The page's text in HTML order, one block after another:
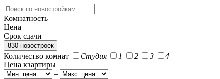
Комнатность
Цена
Срок сдачи
830 новостроек
Количество комнат Студия 1 2 3
4+
Цена квартиры
–